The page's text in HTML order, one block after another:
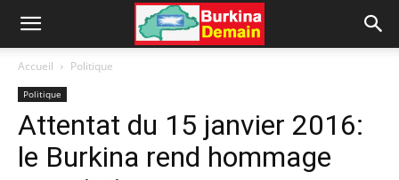
Accueil Politique
Politique
Attentat du 15 janvier 2016:
le Burkina rend hommage